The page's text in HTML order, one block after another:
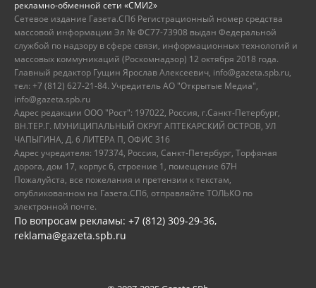
рекламно-обменной сети «СМИ2»
Сетевое издание Газета.СПб Регистрационный номер средства
массовой информации Эл № ФС77-73908 выдан Федеральной
службой по надзору в сфере связи, информационных технологий и
массовых коммуникаций (Роскомнадзор) 12 октября 2018 года.
Главный редактор Гущин Ярослав Алексеевич, info@gazeta.spb.ru,
тел: +7 (812) 627-21-84. Учредитель АО "Открытые Медиа",
info@gazeta.spb.ru
Адрес редакции ООО "Рост": 197022, Россия, г.Санкт-Петербург,
ВН.ТЕР.Г. МУНИЦИПАЛЬНЫЙ ОКРУГ АПТЕКАРСКИЙ ОСТРОВ, УЛ
ЧАПЫГИНА, Д. 6 ЛИТЕРА П, ОФИС 316
Адрес учредителя: 197374, Россия, Санкт-Петербург, Торфяная
дорога, дом 17, корпус 6, строение 1, помещение 67Н
Пожалуйста, все пожелания и претензии к текстам,
опубликованном на Газета.СПб, отправляйте ТОЛЬКО по
электронной почте.
По вопросам рекламы: +7 (812) 309-29-36,
reklama@gazeta.spb.ru